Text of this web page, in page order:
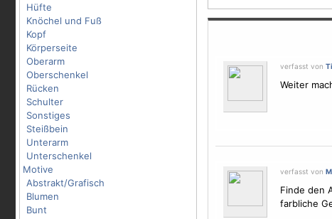
Hüfte
Knöchel und Fuß
Kopf
Körperseite
Oberarm
Oberschenkel
Rücken
Schulter
Sonstiges
Steißbein
Unterarm
Unterschenkel
Motive
Abstrakt/Grafisch
Blumen
Bunt
verfasst von
Weiter
verfasst von
Finde den
farbliche